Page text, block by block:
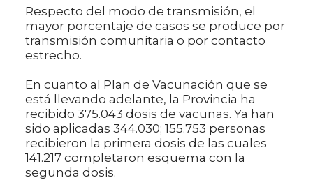
Respecto del modo de transmisión, el
mayor porcentaje de casos se produce por
transmisión comunitaria o por contacto
estrecho.
En cuanto al Plan de Vacunación que se
está llevando adelante, la Provincia ha
recibido 375.043 dosis de vacunas. Ya han
sido aplicadas 344.030; 155.753 personas
recibieron la primera dosis de las cuales
141.217 completaron esquema con la
segunda dosis.